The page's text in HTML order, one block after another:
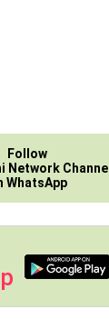
Follow
Network Channel
WhatsApp